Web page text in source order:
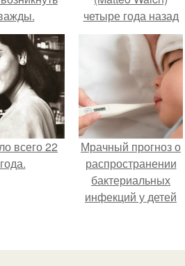
четыре года назад
обнаружил
альпийских сурков
и начал наблюдать
за ними.
всего 22
года.
Мрачный прогноз о
распространении
бактериальных
инфекций у детей